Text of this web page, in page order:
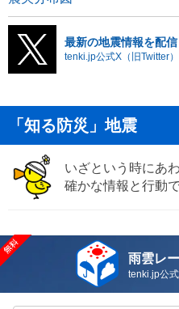
最新の地震情報を配信
tenki.jp公式X（旧Twitter
「知る防災」地震
いざという時にあ
確かな情報と行動
雨雲レ
tenki.jp公